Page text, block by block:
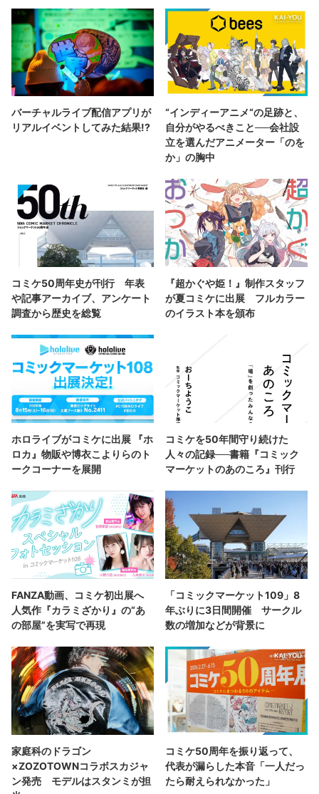
バーチャルライブ配信アプリが
リアルイベントしてみた結果!?
“インディーアニメ“の足跡と、
自分がやるべきこと──会社設
立を選んだアニメーター「のを
か」の胸中
コミケ50周年史が刊行 年表
や記事アーカイブ、アンケート
調査から歴史を総覧
『超かぐや姫！』制作スタッフ
が夏コミケに出展 フルカラー
のイラスト本を頒布
ホロライブがコミケに出展 『ホ
ロカ』物販や博衣こよりらのト
ークコーナーを展開
コミケを50年間守り続けた
人々の記録──書籍『コミック
マーケットのあのころ』刊行
FANZA動画、コミケ初出展へ
人気作『カラミざかり』の“あ
の部屋”を実写で再現
「コミックマーケット109」8
年ぶりに3日間開催 サークル
数の増加などが背景に
家庭科のドラゴン
×ZOZOTOWNコラボスカジャ
ン発売 モデルはスタンミが担
コミケ50周年を振り返って、
代表が漏らした本音「一人だっ
たら耐えられなかった」